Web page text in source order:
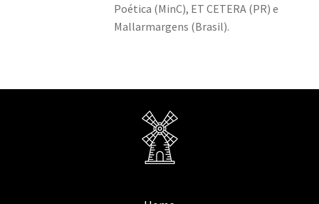
Poética (MinC), ET CETERA (PR) e
Mallarmargens (Brasil).